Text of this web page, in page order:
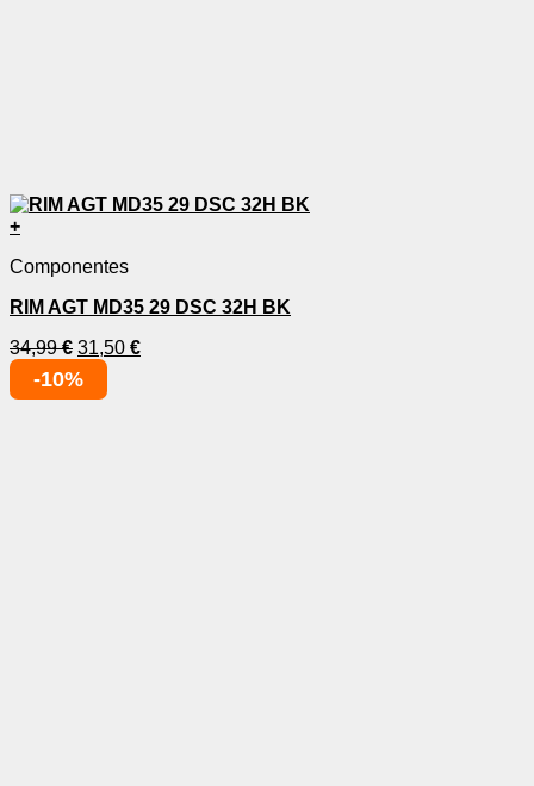
+
Componentes
RIM AGT MD35 29 DSC 32H BK
34,99€ 31,50 €
-10%